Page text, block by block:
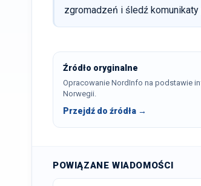
zgromadzeń i śledź
Źródło oryginalne
Opracowanie NordInfo na podstawie
Norwegii.
Przejdź do źródła →
POWIĄZANE WIADOMOŚCI